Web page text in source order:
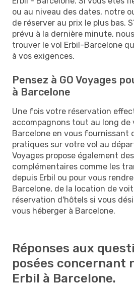
ou au niveau des dates, notre
de réserver au prix le plus bas.
prévu à la dernière minute,
trouver le vol Erbil-Barcelone
à vos exigences.
Pensez à GO Voyages
à Barcelone
Une fois votre réservation
accompagnons tout au long de
Barcelone en vous fournissant
pratiques sur votre vol au
Voyages propose également
complémentaires comme les
depuis Erbil ou pour vous
Barcelone, de la location de
réservation d'hôtels si vous
vous héberger à Barcelone.
Réponses aux
posées concernant
Erbil à Barcelone.